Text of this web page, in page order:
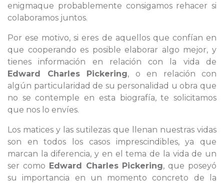
enigmaque probablemente consigamos rehacer si
colaboramos juntos.
Por ese motivo, si eres de aquellos que confían en
que cooperando es posible elaborar algo mejor, y
tienes información en relación con la vida de
Edward Charles Pickering, o en relación con
algún particularidad de su personalidad u obra que
no se contemple en esta biografía, te solicitamos
que nos lo envíes.
Los matices y las sutilezas que llenan nuestras vidas
son en todos los casos imprescindibles, ya que
marcan la diferencia, y en el tema de la vida de un
ser como Edward Charles Pickering, que poseyó
su importancia en un momento concreto de la